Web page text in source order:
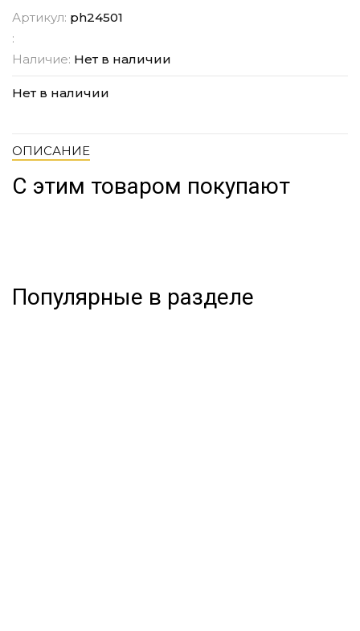
Артикул: ph24501
:
Наличие: Нет в наличии
Нет в наличии
ОПИСАНИЕ
С этим товаром покупают
Популярные в разделе